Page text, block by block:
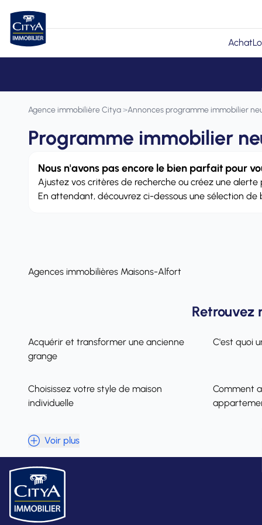
Achat
Agence immobilière Citya>Annonces programme immobilier neuf
Programme immobilier
Nous n'avons pas encore le bien parfait pour
Ajustez vos critères de recherche ou créez une
En attendant, découvrez ci-dessous une sélection de
Agences immobilières Maisons-Alfort
Retrouvez
Acquérir et transformer une ancienne
grange
C'est quoi
Choisissez votre style de maison
individuelle
Comment
Voir plus